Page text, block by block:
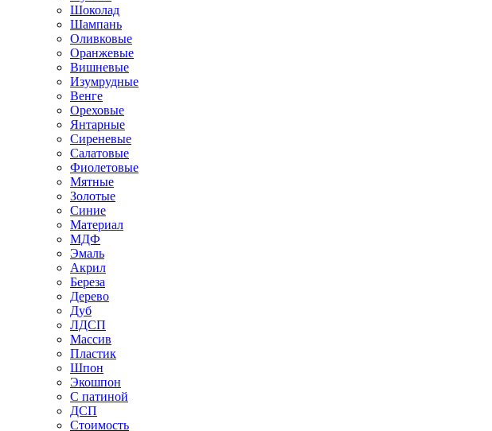
Шоколад
Шампань
Оливковые
Оранжевые
Вишневые
Изумрудные
Венге
Ореховые
Янтарные
Сиреневые
Салатовые
Фиолетовые
Мятные
Золотые
Синие
Материал
МДФ
Эмаль
Акрил
Береза
Дерево
Дуб
ЛДСП
Массив
Пластик
Шпон
Экошпон
С патиной
ДСП
Стоимость